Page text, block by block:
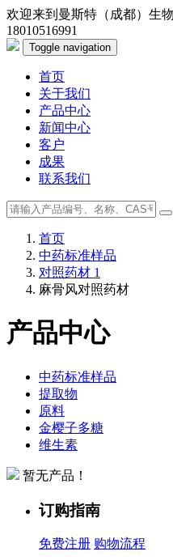
欢迎来到曼斯特（成都）生
18010516991
Toggle navigation
首页
关于我们
产品中心
新闻中心
客户
成果
联系我们
首页
中药标准样品
对照药材 1
麻骨风对照药材
产品中心
中药标准样品
提取物
原料
金樱子多糖
维生素
暂无产品！
订购指南
免费注册 购物流程